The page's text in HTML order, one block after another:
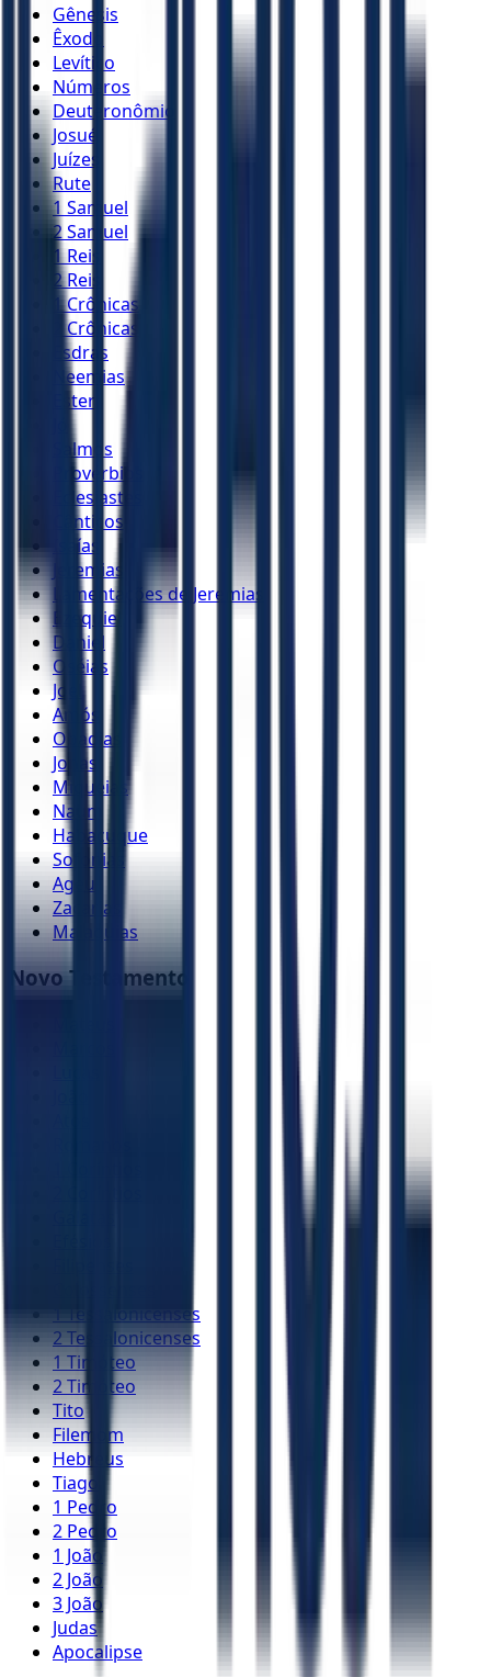
Gênesis
Êxodo
Levítico
Números
Deuteronômio
Josué
Juízes
Rute
1 Samuel
2 Samuel
1 Reis
2 Reis
1 Crônicas
2 Crônicas
Esdras
Neemias
Ester
Salmos
Provérbios
Eclesiastes
Cânticos
Isaías
Jeremias
Lamentações de Jeremias
Ezequiel
Daniel
Oséias
Joel
Amós
Obadias
Jonas
Miquéias
Naum
Habacuque
Sofonias
Ageu
Zacarias
Malaquias
Novo Testamento
1 Tessalonicenses
2 Tessalonicenses
1 Timóteo
2 Timóteo
Tito
Filemom
Hebreus
Tiago
1 Pedro
2 Pedro
1 João
2 João
3 João
Judas
Apocalipse